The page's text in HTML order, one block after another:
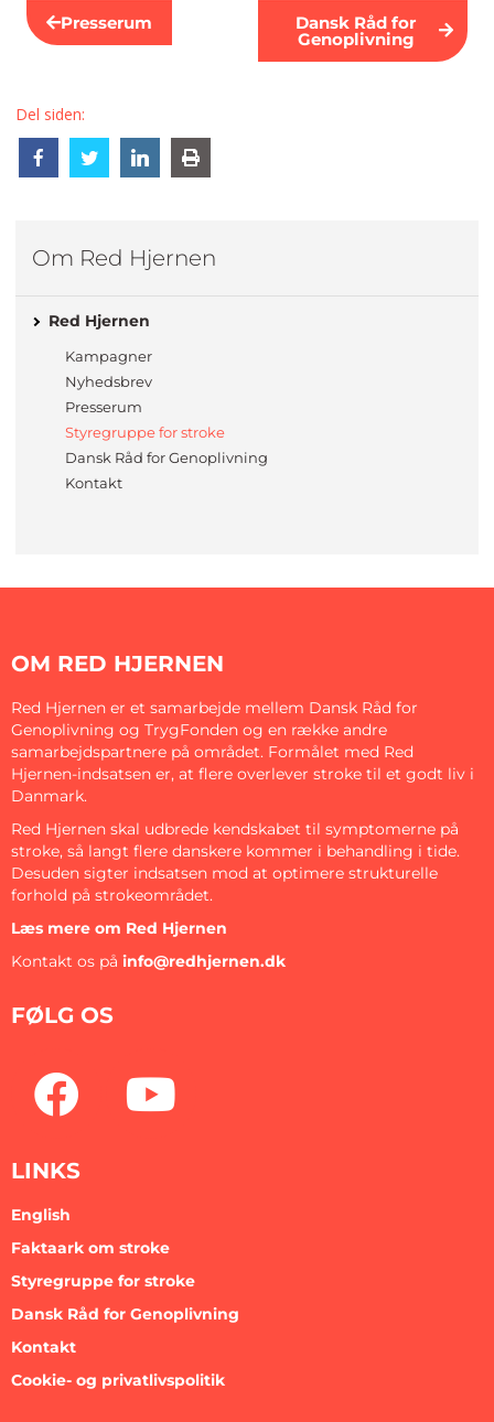
Presserum Dansk Råd for
Genoplivning
Del siden:
Share Share Share
Om Red Hjernen
Red Hjernen
Kampagner
Nyhedsbrev
Presserum
Styregruppe for stroke
Dansk Råd for Genoplivning
Kontakt
OM RED HJERNEN
Red Hjernen er et samarbejde mellem Dansk Råd for
Genoplivning og TrygFonden og en række andre
samarbejdspartnere på området. Formålet med Red
Hjernen-indsatsen er, at flere overlever stroke til et godt liv i
Danmark.
Red Hjernen skal udbrede kendskabet til symptomerne på
stroke, så langt flere danskere kommer i behandling i tide.
Desuden sigter indsatsen mod at optimere strukturelle
forhold på strokeområdet.
Læs mere om Red Hjernen
Kontakt os på info@redhjernen.dk
FØLG OS
LINKS
English
Faktaark om stroke
Styregruppe for stroke
Dansk Råd for Genoplivning
Kontakt
Cookie- og privatlivspolitik